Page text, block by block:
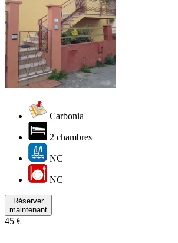
Carbonia
2 chambres
NC
NC
Réserver
maintenant
45 €